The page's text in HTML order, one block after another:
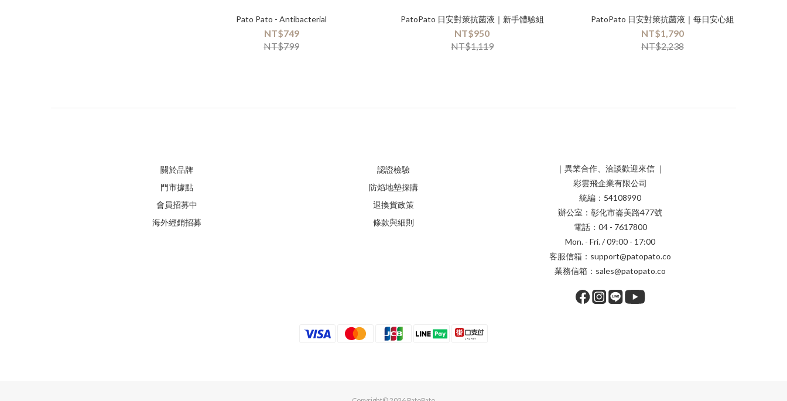
Pato Pato - Antibacterial
NT$749
NT$799
PatoPato 日安對策抗菌液｜新手體驗組
NT$950
NT$1,119
PatoPato 日安對策抗菌液｜每日安心組
NT$1,790
NT$2,238
關於品牌
門市據點
會員招募中
海外經銷招募
認證檢驗
防焰地墊採購
退換貨政策
條款與細則
｜異業合作、洽談歡迎來信 ｜
彩雲飛企業有限公司
統編：54108990
辦公室：彰化市崙美路477號
電話：04 - 7617800
Mon. - Fri. / 09:00 - 17:00
客服信箱：support@patopato.co
業務信箱：sales@patopato.co